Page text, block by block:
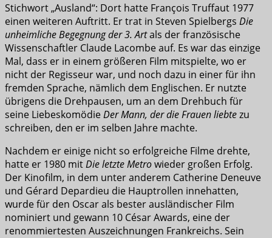
Stichwort „Ausland“: Dort hatte François Truffaut 1977
einen weiteren Auftritt. Er trat in Steven Spielbergs Die
unheimliche Begegnung der 3. Artals der französische
Wissenschaftler Claude Lacombe auf. Es war das einzige
Mal, dass er in einem größeren Film mitspielte, wo er
nicht der Regisseur war, und noch dazu in einer für ihn
fremden Sprache, nämlich dem Englischen. Er nutzte
übrigens die Drehpausen, um an dem Drehbuch für
seine LiebeskomödieDer Mann, der die Frauen liebtezu
schreiben, den er im selben Jahre machte.
Nachdem er einige nicht so erfolgreiche Filme drehte,
hatte er 1980 mitDie letzte Metrowieder großen Erfolg.
Der Kinofilm, in dem unter anderem Catherine Deneuve
und Gérard Depardieu die Hauptrollen innehatten,
wurde für den Oscar als bester ausländischer Film
nominiert und gewann 10 César Awards, eine der
renommiertesten Auszeichnungen Frankreichs. Sein